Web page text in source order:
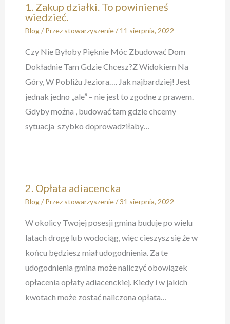
1. Zakup działki. To powinieneś
wiedzieć.
Blog/ Przez stowarzyszenie/ 11 sierpnia, 2022
Czy Nie Byłoby Pięknie Móc Zbudować Dom
Dokładnie Tam Gdzie Chcesz?Z Widokiem Na
Góry, W Pobliżu Jeziora…. Jak najbardziej! Jest
jednak jedno „ale” – nie jest to zgodne z prawem.
Gdyby można , budować tam gdzie chcemy
sytuacja szybko doprowadziłaby…
2. Opłata adiacencka
Blog/ Przez stowarzyszenie/31 sierpnia, 2022
W okolicy Twojej posesji gmina buduje po wielu
latach drogę lub wodociąg, więc cieszysz się że w
końcu będziesz miał udogodnienia. Za te
udogodnienia gmina może naliczyć obowiązek
opłacenia opłaty adiacenckiej. Kiedy i w jakich
kwotach może zostać naliczona opłata…